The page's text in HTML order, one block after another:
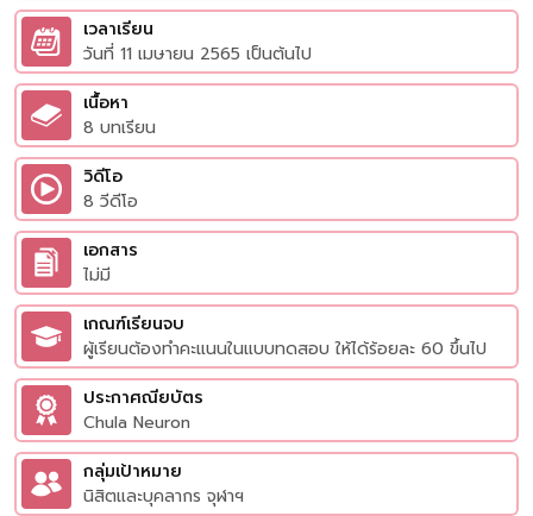
เวลาเรียน
วันที่ 11 เมษายน 2565 เป็นต้นไป
เนื้อหา
8 บทเรียน
วิดีโอ
8 วีดีโอ
เอกสาร
ไม่มี
เกณฑ์เรียนจบ
ผู้เรียนต้องทำคะแนนในแบบทดสอบ ให้ได้ร้อยละ 60 ขึ้นไป
ประกาศณียบัตร
Chula Neuron
กลุ่มเป้าหมาย
นิสิตและบุคลากร จุฬาฯ